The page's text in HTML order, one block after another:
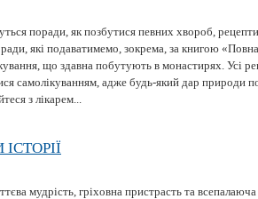
поради, як позбутися певних хвороб,
які подаватимемо, зокрема, за книгою
що здавна побутують в монастирях. Усі
самолікуванням, адже будь-який дар природи
з лікарем...
мудрість, гріховна пристрасть та